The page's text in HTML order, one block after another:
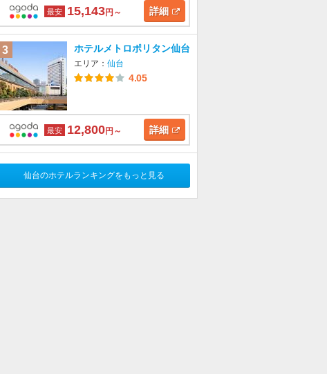
最安 15,143円～ 詳細
3 ホテルメトロポリタン仙台
エリア： 仙台
4.05
最安 12,800円～ 詳細
仙台のホテルランキングをもっと見る